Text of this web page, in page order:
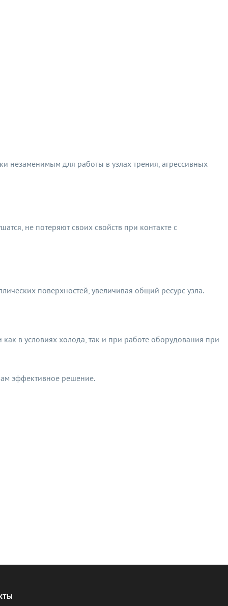
незаменимым для работы в узлах трения, агрессивных
не потеряют своих свойств при контакте с
поверхностей, увеличивая общий ресурс узла.
в условиях холода, так и при работе оборудования при
эффективное решение.